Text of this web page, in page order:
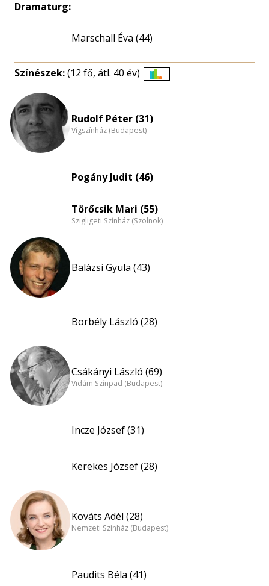
Dramaturg:
Marschall Éva (44)
Színészek:(12 fő, átl. 40 év)
Rudolf Péter (31)
Vígszínház (Budapest)
Pogány Judit (46)
Törőcsik Mari (55)
Szigligeti Színház (Szolnok)
Balázsi Gyula (43)
Borbély László (28)
Csákányi László (69)
Vidám Színpad (Budapest)
Incze József (31)
Kerekes József (28)
Kováts Adél (28)
Nemzeti Színház (Budapest)
Paudits Béla (41)